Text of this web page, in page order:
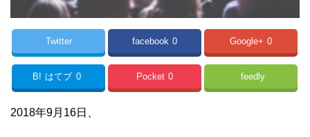
Twitter facebook 0 Google+ 0
B! はてブ 0 Pocket 0 feedly
2018年9月16日、